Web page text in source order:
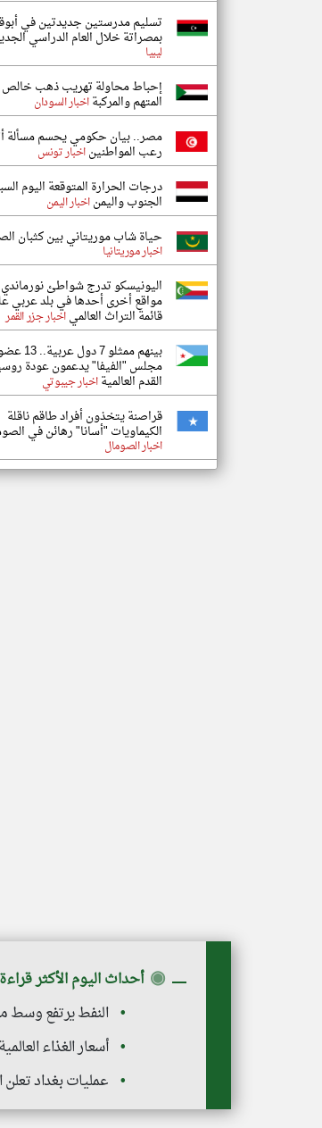
تسليم مدرستين جديدتين في
بمصراتة خلال العام الدراسي
ليبيا
إحباط محاولة تهريب ذهب
المتهم والمركبةاخبار السودان
مصر.. بيان حكومي يحسم مسألة
رعب المواطنيناخبار تونس
درجات الحرارة المتوقعة اليوم
الجنوب واليمناخبار اليمن
حياة شاب موريتاني بين كثبان
اخبار موريتانيا
اليونيسكو تدرج شواطئ
مواقع أخرى أحدها في بلد عربي
قائمة التراث العالمياخبار جزر القمر
بينهم ممثلو 7
مجلس "الفيفا" يدعمون عودة
القدم العالميةاخبار جيبوتي
قراصنة يتخذون أفراد طاقم ناقلة
الكيماويات "أسانا" رهائن في
اخبار الصومال
◉ أحداث اليوم الأكثر قراءة
النفط يرتفع وسط
أسعار الغذاء
عمليات بغداد تعلن